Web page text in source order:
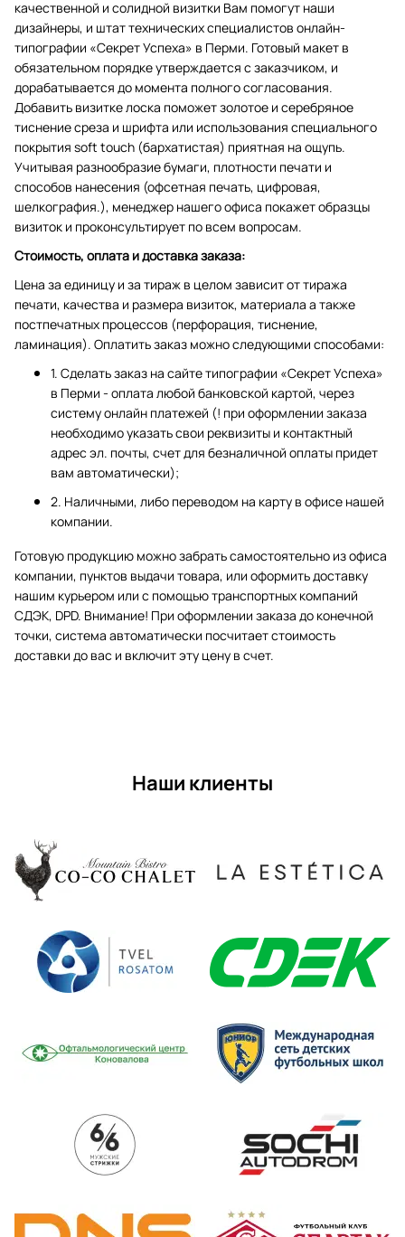
качественной и солидной визитки Вам помогут наши
дизайнеры, и штат технических специалистов онлайн-
типографии «Секрет Успеха» в Перми. Готовый макет в
обязательном порядке утверждается с заказчиком, и
дорабатывается до момента полного согласования.
Добавить визитке лоска поможет золотое и серебряное
тиснение среза и шрифта или использования специального
покрытия soft touch (бархатистая) приятная на ощупь.
Учитывая разнообразие бумаги, плотности печати и
способов нанесения (офсетная печать, цифровая,
шелкография.), менеджер нашего офиса покажет образцы
визиток и проконсультирует по всем вопросам.
Стоимость, оплата и доставка заказа:
Цена за единицу и за тираж в целом зависит от тиража
печати, качества и размера визиток, материала а также
постпечатных процессов (перфорация, тиснение,
ламинация). Оплатить заказ можно следующими способами:
1. Сделать заказ на сайте типографии «Секрет Успеха»
в Перми - оплата любой банковской картой, через
систему онлайн платежей (! при оформлении заказа
необходимо указать свои реквизиты и контактный
адрес эл. почты, счет для безналичной оплаты придет
вам автоматически);
2. Наличными, либо переводом на карту в офисе нашей
компании.
Готовую продукцию можно забрать самостоятельно из офиса
компании, пунктов выдачи товара, или оформить доставку
нашим курьером или с помощью транспортных компаний
СДЭК, DPD. Внимание! При оформлении заказа до конечной
точки, система автоматически посчитает стоимость
доставки до вас и включит эту цену в счет.
Наши клиенты